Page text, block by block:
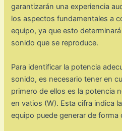
garantizarán una experiencia
los aspectos fundamentales a
equipo, ya que esto
sonido que se reproduce.
Para identificar la potencia
sonido, es necesario tener en
primero de ellos es la potencia
en vatios (W). Esta cifra indica
equipo puede generar de forma